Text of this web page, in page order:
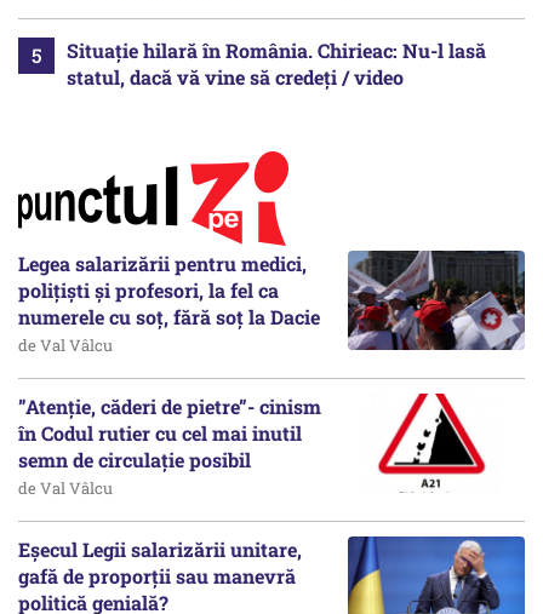
Situație hilară în România. Chirieac: Nu-l lasă
statul, dacă vă vine să credeți / video
Legea salarizării pentru medici,
polițiști și profesori, la fel ca
numerele cu soț, fără soț la Dacie
de Val Vâlcu
”Atenție, căderi de pietre”- cinism
în Codul rutier cu cel mai inutil
semn de circulație posibil
de Val Vâlcu
Eșecul Legii salarizării unitare,
gafă de proporții sau manevră
politică genială?